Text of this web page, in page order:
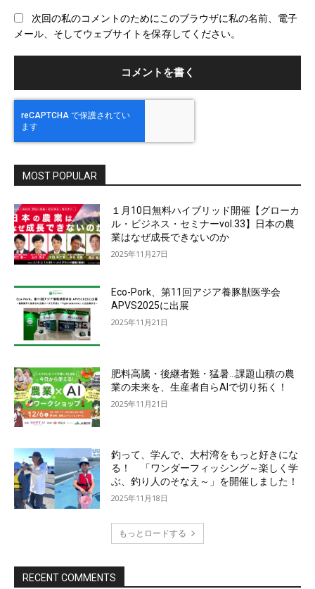
次回の私のコメントのためにこのブラウザに私の名前、電子
メール、そしてウェブサイトを保存してください。
MOST POPULAR
１月10日無料ハイブリッド開催【グローカ
ル・ビジネス・セミナーvol.33】日本の農
業はなぜ成長できないのか
2025年11月27日
Eco-Pork、第11回アジア養豚獣医学会
APVS2025に出展
2025年11月21日
肥料高騰・後継者難・猛暑…課題山積の農
業の未来を、生産者自らAIで切り拓く！
2025年11月21日
釣って、学んで、大村湾をもっと好きにな
る！ 「ワンダーフィッシング～楽しく学
ぶ、釣り人のそなえ～」を開催しました！
2025年11月18日
もっとロードする
RECENT COMMENTS